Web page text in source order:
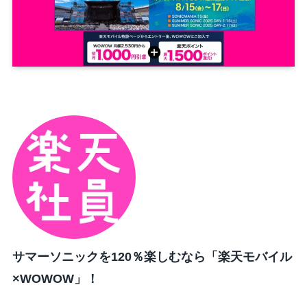
サマーソニックを120％楽しむなら「楽天モバイル
×WOWOW」！